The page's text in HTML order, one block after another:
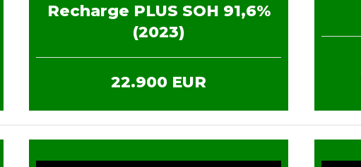
Recharge PLUS SOH 91,6%
(2023)
22.900 EUR